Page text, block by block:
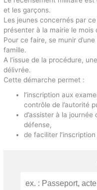
et les garçons.
Les jeunes concernés par
présenter à la mairie le mois
Pour ce faire, se munir
famille.
A l’issue de la procédure,
délivrée.
Cette démarche permet :
l’inscription aux
contrôle de l’autorité
d’assister à la journée
défense,
de faciliter